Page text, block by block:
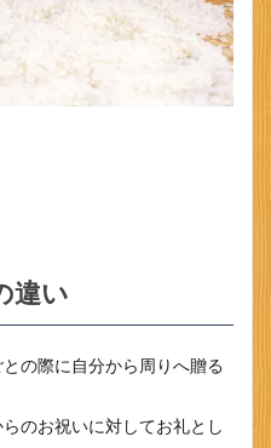
違い
の際に自分から周りへ贈る
のお祝いに対してお礼とし